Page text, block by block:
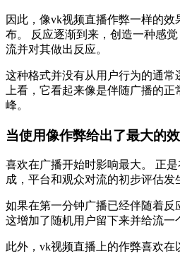
因此，像vk视频直播作弊一样的
布。 反应逐渐到来，创造一种感
流并对其做出反应。
这种格式并没有从用户行为的通常
上看，它看起来像是伴随广播的
峰。
当使用像作弊给出了最大的
喜欢在广播开始时影响最大。 正
成，平台和观众对流的初步评估发
如果在第一分钟广播已经伴随着反
这增加了随机用户留下来并给流一
此外，vk视频直播上的作弊喜欢在